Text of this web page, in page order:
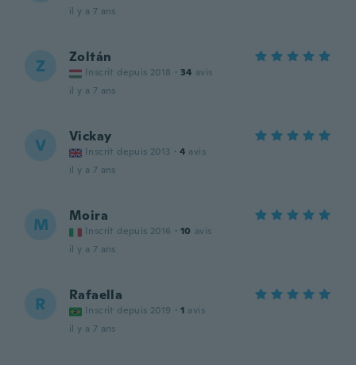
il y a 7 ans
Z Zoltán
Inscrit depuis 2018 · 34 avis
il y a 7 ans
V Vickay
Inscrit depuis 2013 · 4 avis
il y a 7 ans
M Moira
Inscrit depuis 2016 · 10 avis
il y a 7 ans
R Rafaella
Inscrit depuis 2019 · 1 avis
il y a 7 ans